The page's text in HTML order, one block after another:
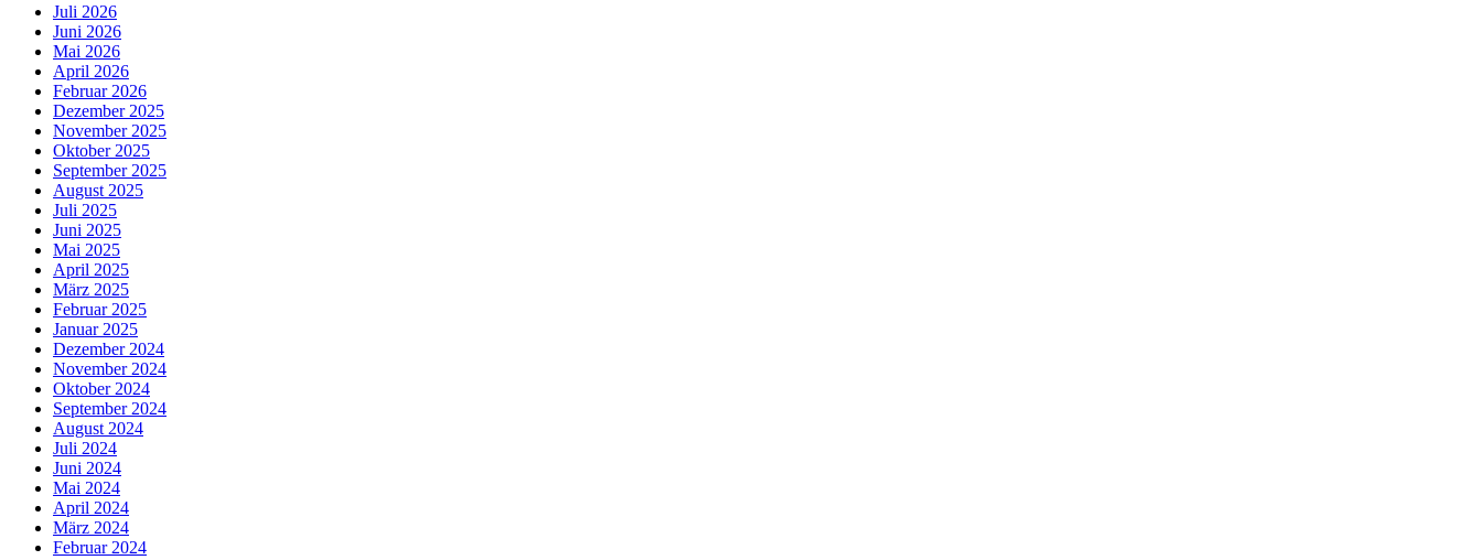
Juli 2026
Juni 2026
Mai 2026
April 2026
Februar 2026
Dezember 2025
November 2025
Oktober 2025
September 2025
August 2025
Juli 2025
Juni 2025
Mai 2025
April 2025
März 2025
Februar 2025
Januar 2025
Dezember 2024
November 2024
Oktober 2024
September 2024
August 2024
Juli 2024
Juni 2024
Mai 2024
April 2024
März 2024
Februar 2024